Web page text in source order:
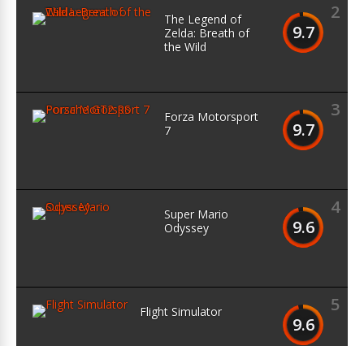
2
9.7
The Legend of
Zelda: Breath of
the Wild
3
9.7
Forza Motorsport
7
4
9.6
Super Mario
Odyssey
5
9.6
Flight Simulator